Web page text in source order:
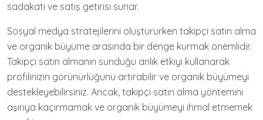
sadakati ve satış getirisi sunar.
Sosyal medya stratejilerini oluştururken takipçi satın alma
ve organik büyüme arasında bir denge kurmak önemlidir.
Takipçi satın almanın sunduğu anlık etkiyi kullanarak
profilinizin görünürlüğünü artırabilir ve organik büyümeyi
destekleyebilirsiniz. Ancak, takipçi satın alma yöntemini
aşırıya kaçırmamak ve organik büyümeyi ihmal etmemek